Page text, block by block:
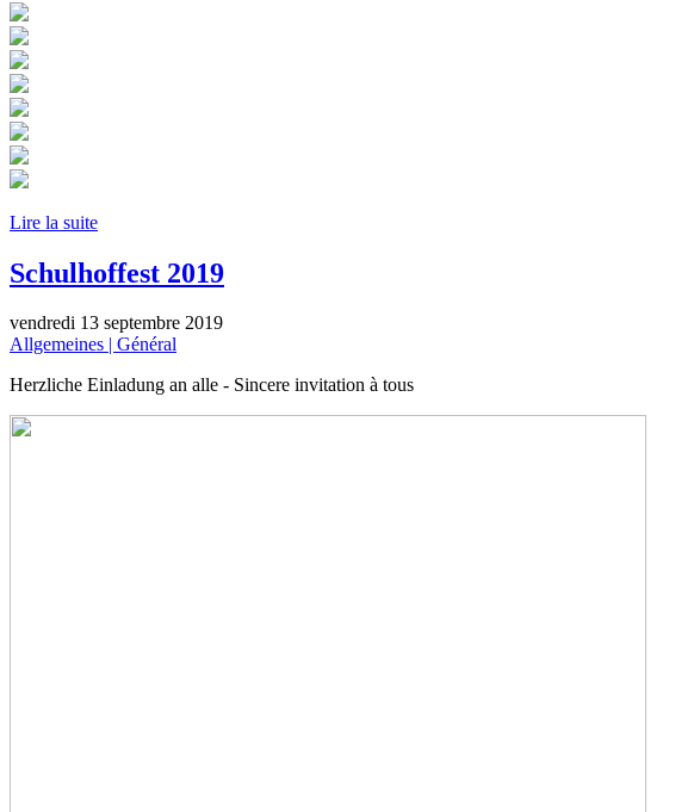
Lire la suite
Schulhoffest 2019
vendredi 13 septembre 2019
Allgemeines | Général
Herzliche Einladung an alle - Sincere invitation à tous